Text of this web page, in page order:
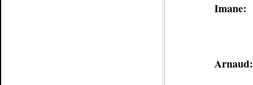
Imane:
Arnaud: